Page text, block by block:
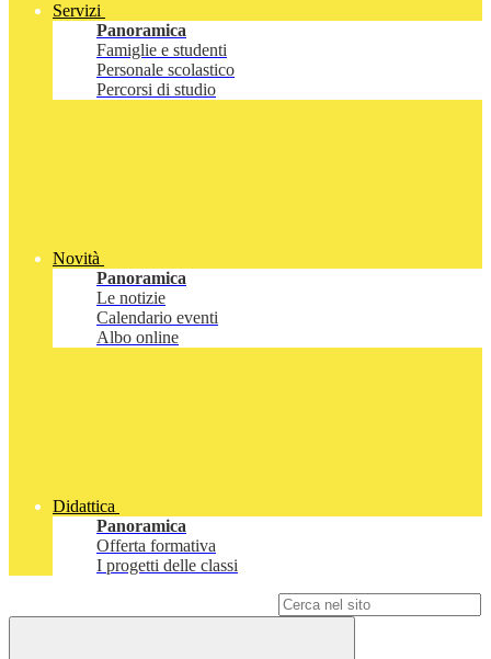
Servizi
Panoramica
Famiglie e studenti
Personale scolastico
Percorsi di studio
Novità
Panoramica
Le notizie
Calendario eventi
Albo online
Didattica
Panoramica
Offerta formativa
I progetti delle classi